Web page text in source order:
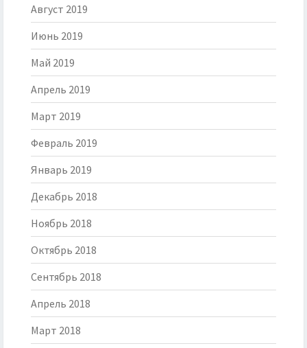
Август 2019
Июнь 2019
Май 2019
Апрель 2019
Март 2019
Февраль 2019
Январь 2019
Декабрь 2018
Ноябрь 2018
Октябрь 2018
Сентябрь 2018
Апрель 2018
Март 2018